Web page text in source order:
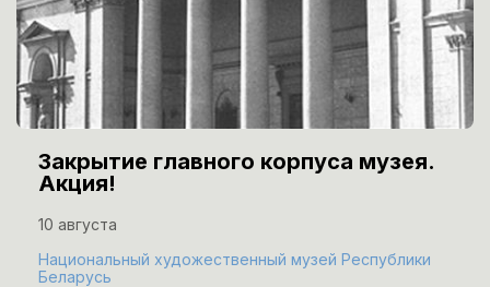
Закрытие главного корпуса музея.
Акция!
10 августа
Национальный художественный музей Республики
Беларусь